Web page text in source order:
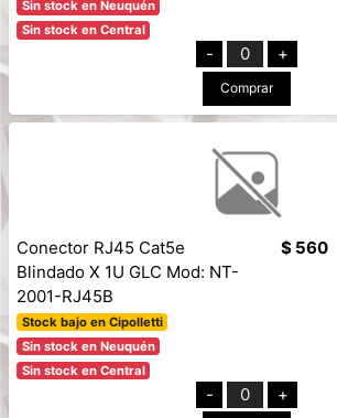
Sin stock en Neuquén
Sin stock en Central
- 0 +
Comprar
Conector RJ45 Cat5e
Blindado X 1U GLC Mod: NT-
2001-RJ45B
Stock bajo en Cipolletti
Sin stock en Neuquén
Sin stock en Central
$ 560
- 0 +